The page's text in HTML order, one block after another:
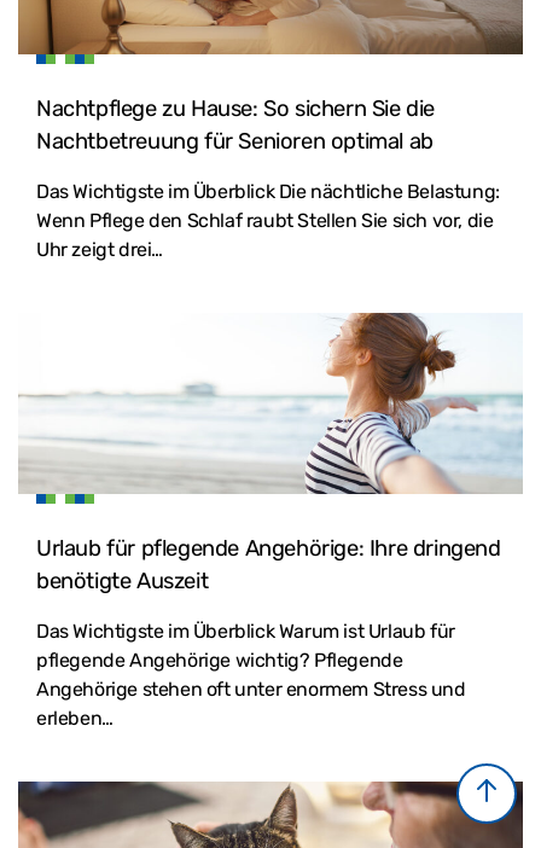
Nachtpflege zu Hause: So sichern Sie die
Nachtbetreuung für Senioren optimal ab
Das Wichtigste im Überblick Die nächtliche Belastung:
Wenn Pflege den Schlaf raubt Stellen Sie sich vor, die
Uhr zeigt drei…
Urlaub für pflegende Angehörige: Ihre dringend
benötigte Auszeit
Das Wichtigste im Überblick Warum ist Urlaub für
pflegende Angehörige wichtig? Pflegende
Angehörige stehen oft unter enormem Stress und
erleben…